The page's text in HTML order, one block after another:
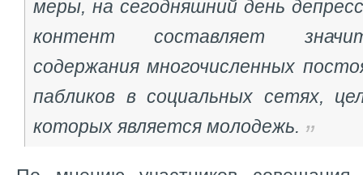
меры, на сегодняшний день
контент составляет
содержания многочисленных
пабликов в социальных сетях,
которых является молодежь.